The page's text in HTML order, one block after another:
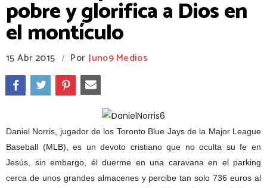
pobre y glorifica a Dios en
el montículo
15 Abr 2015 / Por Juno9 Medios
Daniel Norris, jugador de los Toronto Blue Jays de la Major League
Baseball (MLB), es un devoto cristiano que no oculta su fe en
Jesús, sin embargo, él duerme en una caravana en el parking
cerca de unos grandes almacenes y percibe tan solo 736 euros al